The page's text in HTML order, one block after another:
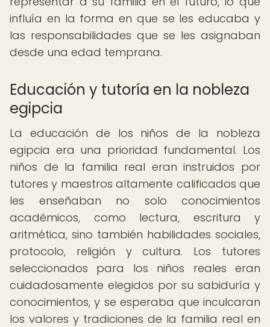
influía en la forma en que se les educaba y
las responsabilidades que se les asignaban
desde una edad temprana.
Educación y tutoría en la nobleza
egipcia
La educación de los niños de la nobleza
egipcia era una prioridad fundamental. Los
niños de la familia real eran instruidos por
tutores y maestros altamente calificados que
les enseñaban no solo conocimientos
académicos, como lectura, escritura y
aritmética, sino también habilidades sociales,
protocolo, religión y cultura. Los tutores
seleccionados para los niños reales eran
cuidadosamente elegidos por su sabiduría y
conocimientos, y se esperaba que inculcaran
los valores y tradiciones de la familia real en